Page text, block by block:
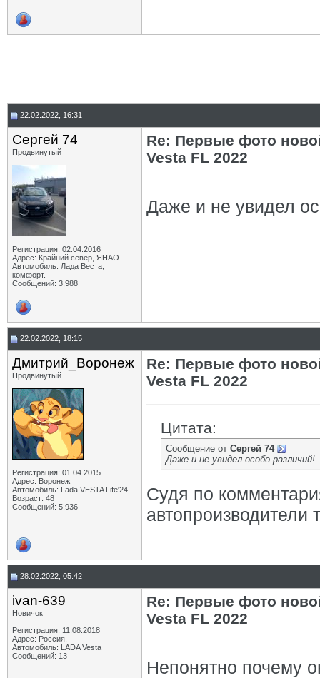
22.02.2022, 16:31
Сергей 74
Продвинутый
Регистрация: 02.04.2016
Адрес: Крайний север, ЯНАО
Автомобиль: Лада Веста,
комфорт.
Сообщений: 3,988
Re: Первые фото
Vesta FL 2022
Даже и не увидел
22.02.2022, 18:15
Дмитрий_Воронеж
Продвинутый
Регистрация: 01.04.2015
Адрес: Воронеж
Автомобиль: Lada VESTA Life'24
Возраст: 48
Сообщений: 5,936
Re: Первые фото
Vesta FL 2022
Цитата:
Сообщение от Сергей 74
Даже и не увидел особо
Судя по
28.02.2022, 05:42
ivan-639
Новичок
Регистрация: 11.08.2018
Адрес: Россия.
Автомобиль: LADA Vesta
Сообщений: 13
Re: Первые фото
Vesta FL 2022
Непонятно почему